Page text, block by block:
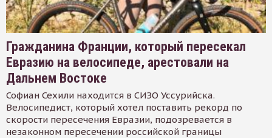
Гражданина Франции, который пересекал
Евразию на велосипеде, арестовали на
Дальнем Востоке
Софиан Сехили находится в СИЗО Уссурийска.
Велосипедист, который хотел поставить рекорд по
скорости пересечения Евразии, подозревается в
незаконном пересечении российской границы